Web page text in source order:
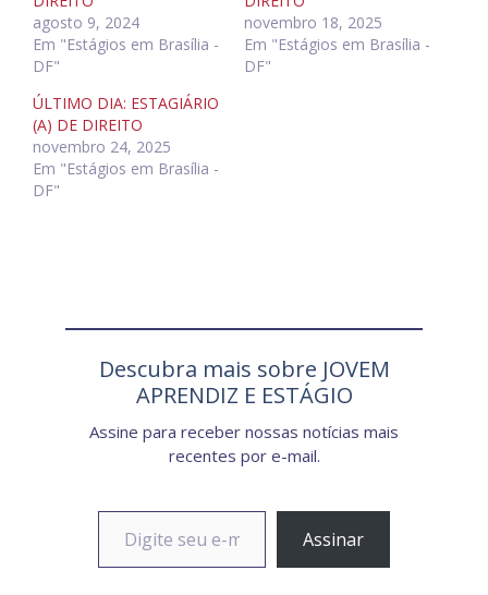
agosto 9, 2024
Em "Estágios em Brasília -
DF"
novembro 18, 2025
Em "Estágios em Brasília -
DF"
ÚLTIMO DIA: ESTAGIÁRIO
(A) DE DIREITO
novembro 24, 2025
Em "Estágios em Brasília -
DF"
Descubra mais sobre JOVEM
APRENDIZ E ESTÁGIO
Assine para receber nossas notícias mais
recentes por e-mail.
Digite seu e-mail…
Assinar